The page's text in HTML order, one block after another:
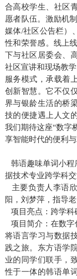
合高校学生、社区
愿者队伍。激励机
媒体/社区公告栏）
性和荣誉感。线上
下与社区居委会、
社区宣讲和现场教
服务模式，承载着
创新智慧。它不仅
界与银龄生活的桥
技的便捷遇上人文
我们期待这座“数字
享智能时代的便利与
韩语趣味单词小
据技术专业跨学科
主要负责人李语
阳，刘梦萍，指导
项目亮点：跨学科
项目简介：在数字
将语言学习与数据
践之旅。东方语学
业的同学们联手，
性于一体的韩语单